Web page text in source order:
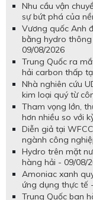
Nhu cầu vận
sự bứt phá của
Vương quốc Anh
bằng hydro
09/08/2026
Trung Quốc ra
hải carbon thấp
Nhà nghiên cứu
kim loại quý từ
Tham vọng lớn,
hơn nhiều so với
Diễn giả tại
ngành công
Hydro trên mặt
hàng hải - 09/08/
Amoniac xanh
ứng dụng thực tế
Trung Quốc ban